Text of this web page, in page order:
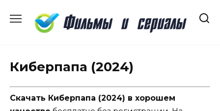
содержанию
Киберпапа (2024)
Скачать Киберпапа (2024) в хорошем